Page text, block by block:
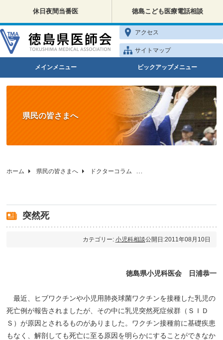
休日夜間当番医 徳島こども医療電話相談
アクセス
サイトマップ
メインメニュー ピックアップメニュー
県民の皆さまへ
ホーム 県民の皆さまへ ドクターコラム
突然死
カテゴリー: 小児科相談公開日:2011年08月10日
徳島県小児科医会 日浦恭一
最近、ヒブワクチンや小児用肺炎球菌ワクチンを接種した乳児の
死亡例が報告されましたが、その中に乳児突然死症候群（ＳＩＤ
Ｓ）が原因とされるものがありました。ワクチン接種前に基礎疾患
もなく、解剖しても死亡に至る原因を明らかにすることができなか